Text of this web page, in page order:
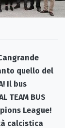
quello del
Il bus
TEAM BUS
League!
calcistica